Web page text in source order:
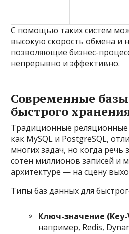
С помощью таких систем
высокую скорость обмена и
позволяющие бизнес-
непрерывно и эффективно.
Современные
быстрого
Традиционные реляционные
как MySQL и PostgreSQL,
многих задач, но когда речь
сотен миллионов записей и
архитектуре — на сцену
Типы баз данных для
Ключ-значение (Key-
например, Redis,